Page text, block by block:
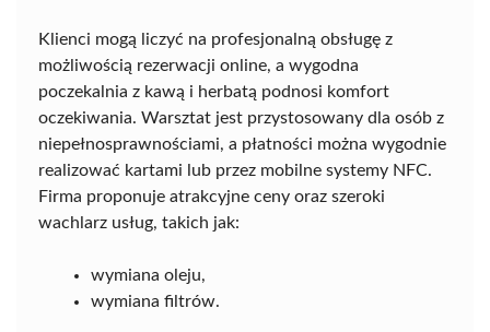
Klienci mogą liczyć na profesjonalną obsługę z
możliwością rezerwacji online, a wygodna
poczekalnia z kawą i herbatą podnosi komfort
oczekiwania. Warsztat jest przystosowany dla osób z
niepełnosprawnościami, a płatności można wygodnie
realizować kartami lub przez mobilne systemy NFC.
Firma proponuje atrakcyjne ceny oraz szeroki
wachlarz usług, takich jak:
wymiana oleju,
wymiana filtrów.